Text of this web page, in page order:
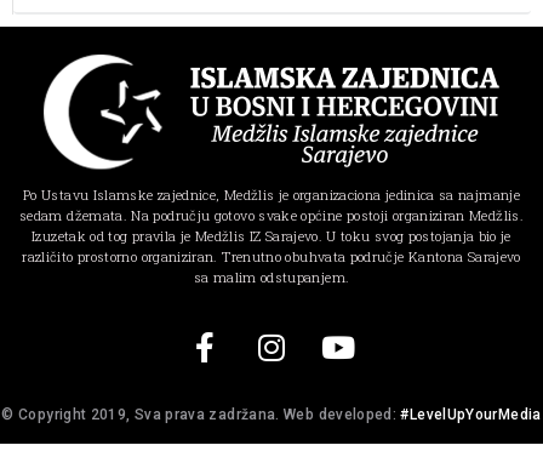
Po Ustavu Islamske zajednice, Medžlis je organizaciona jedinica sa najmanje
sedam džemata. Na području gotovo svake općine postoji organiziran Medžlis.
Izuzetak od tog pravila je Medžlis IZ Sarajevo. U toku svog postojanja bio je
različito prostorno organiziran. Trenutno obuhvata područje Kantona Sarajevo
sa malim odstupanjem.
© Copyright 2019, Sva prava zadržana. Web developed:#LevelUpYourMedia